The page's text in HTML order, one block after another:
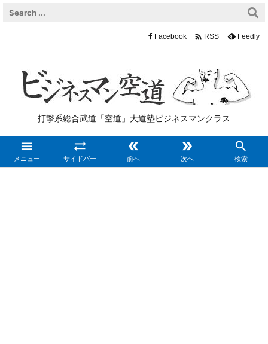
打撃系総合武道「空道」大道塾ビジネスマンクラス

メニュー

サイドバー

前へ

次へ

検索
Facebook  RSS Feedly